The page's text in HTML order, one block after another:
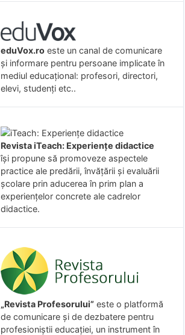
eduVox.ro este un canal de comunicare
și informare pentru persoane implicate în
mediul educațional: profesori, directori,
elevi, studenți etc..
Revista iTeach: Experienţe didactice
îşi propune să promoveze aspectele
practice ale predării, învăţării şi evaluării
şcolare prin aducerea în prim plan a
experienţelor concrete ale cadrelor
didactice.
„Revista Profesorului” este o platformă
de comunicare și de dezbatere pentru
profesioniștii educației, un instrument în